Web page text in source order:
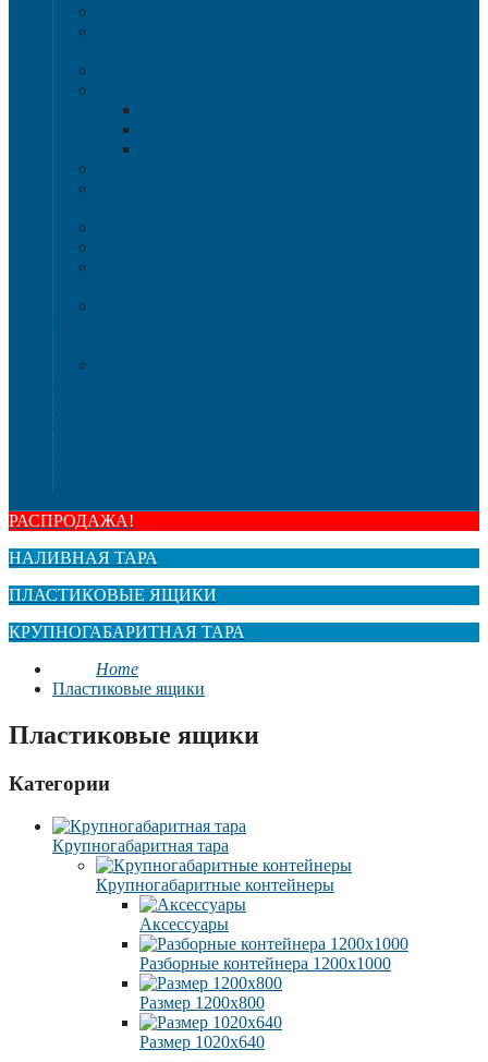
РАСПРОДАЖА!
НАЛИВНАЯ ТАРА
ПЛАСТИКОВЫЕ ЯЩИКИ
КРУПНОГАБАРИТНАЯ ТАРА
Home
Пластиковые ящики
Пластиковые ящики
Категории
Крупногабаритная тара
Крупногабаритные контейнеры
Аксессуары
Разборные контейнера 1200х1000
Размер 1200х800
Размер 1020х640